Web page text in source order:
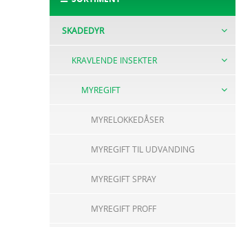
SKADEDYR
KRAVLENDE INSEKTER
MYREGIFT
MYRELOKKEDÅSER
MYREGIFT TIL UDVANDING
MYREGIFT SPRAY
MYREGIFT PROFF